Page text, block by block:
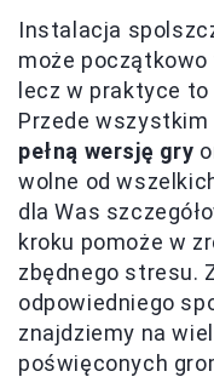
Instalacja
może
lecz w praktyce
Przede wszystkim
pełną wersję gry
wolne od
dla Was
kroku pomoże w
zbędnego stresu.
odpowiedniego
znajdziemy na
poświęconych